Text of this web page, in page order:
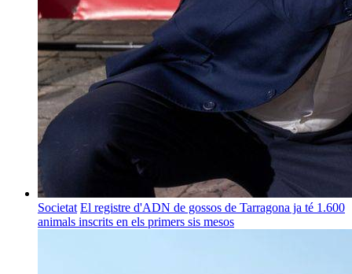
Societat El registre d'ADN de gossos de Tarragona ja té 1.600
animals inscrits en els primers sis mesos